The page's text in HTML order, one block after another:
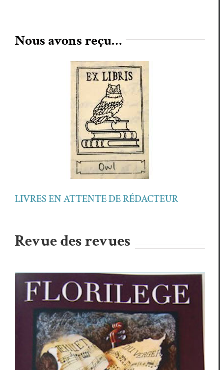
Nous avons reçu…
LIVRES EN ATTENTE DE RÉDACTEUR
Revue des revues